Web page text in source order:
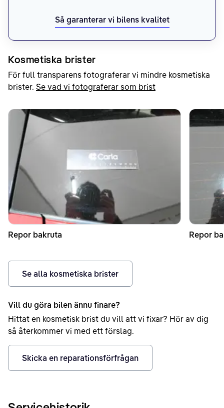
Så garanterar vi bilens kvalitet
Kosmetiska brister
För full transparens fotograferar vi mindre kosmetiska
brister. Se vad vi fotograferar som brist
Repor bakruta Repor
Se alla kosmetiska brister
Vill du göra bilen ännu finare?
Hittat en kosmetisk brist du vill att vi fixar? Hör av dig
så återkommer vi med ett förslag.
Skicka en reparationsförfrågan